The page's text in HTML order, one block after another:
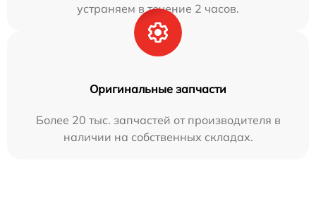
устраняем в течение 2 часов.
Оригинальные запчасти
Более 20 тыс. запчастей от производителя в
наличии на собственных складах.